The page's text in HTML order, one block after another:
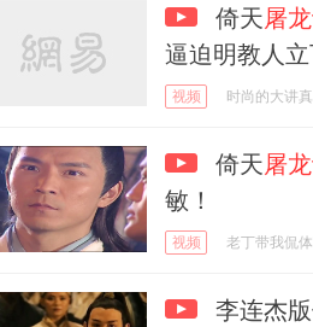
倚天屠
逼迫明教人
视频 时尚的大讲真
倚天屠
敏！
视频 老丁带我侃
李连杰